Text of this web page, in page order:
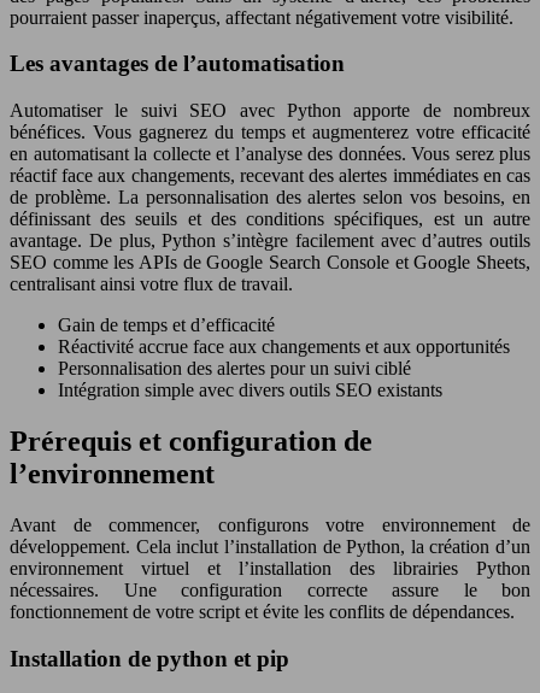
pourraient passer inaperçus, affectant négativement votre visibilité.
Les avantages de l’automatisation
Automatiser le suivi SEO avec Python apporte de nombreux
bénéfices. Vous gagnerez du temps et augmenterez votre efficacité
en automatisant la collecte et l’analyse des données. Vous serez plus
réactif face aux changements, recevant des alertes immédiates en cas
de problème. La personnalisation des alertes selon vos besoins, en
définissant des seuils et des conditions spécifiques, est un autre
avantage. De plus, Python s’intègre facilement avec d’autres outils
SEO comme les APIs de Google Search Console et Google Sheets,
centralisant ainsi votre flux de travail.
Gain de temps et d’efficacité
Réactivité accrue face aux changements et aux opportunités
Personnalisation des alertes pour un suivi ciblé
Intégration simple avec divers outils SEO existants
Prérequis et configuration de
l’environnement
Avant de commencer, configurons votre environnement de
développement. Cela inclut l’installation de Python, la création d’un
environnement virtuel et l’installation des librairies Python
nécessaires. Une configuration correcte assure le bon
fonctionnement de votre script et évite les conflits de dépendances.
Installation de python et pip